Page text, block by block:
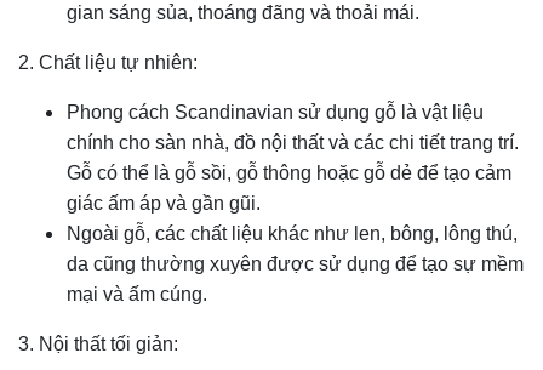
gian sáng sủa, thoáng đãng và thoải mái.
2. Chất liệu tự nhiên:
Phong cách Scandinavian sử dụng gỗ là vật liệu
chính cho sàn nhà, đồ nội thất và các chi tiết trang trí.
Gỗ có thể là gỗ sồi, gỗ thông hoặc gỗ dẻ để tạo cảm
giác ấm áp và gần gũi.
Ngoài gỗ, các chất liệu khác như len, bông, lông thú,
da cũng thường xuyên được sử dụng để tạo sự mềm
mại và ấm cúng.
3. Nội thất tối giản: